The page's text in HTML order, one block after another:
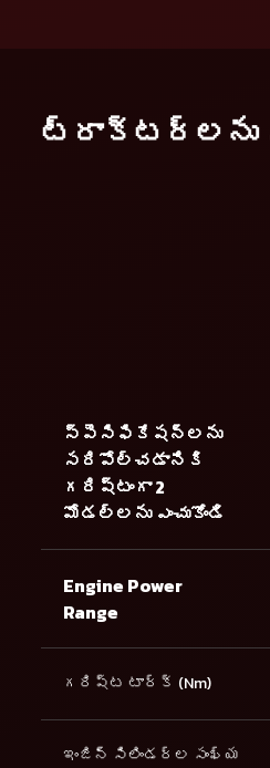
ట్రాక్టర్లను
స్పెసిఫికేషన్లను
సరిపోల్చడానికి
గరిష్టంగా 2
మోడల్లను ఎంచుకోండి
Engine Power
Range
గరిష్ట టార్క్ (Nm)
ఇంజిన్ సిలిండర్ల సంఖ్య